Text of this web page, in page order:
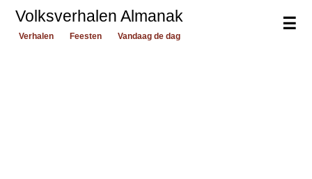
☰
Volksverhalen Almanak
Verhalen Feesten Vandaag de dag